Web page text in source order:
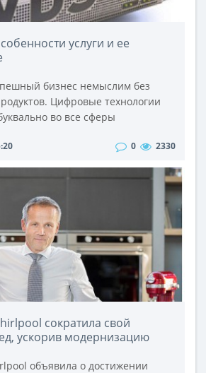
услуги и ее
бизнес немыслим без
Цифровые технологии
во все сферы
свои товары, бренды, за
различные процессы учета,
технологии,
звенья
взаимодействия. Чт..
0 2330
сократила свой
ускорив модернизацию
объявила о достижении